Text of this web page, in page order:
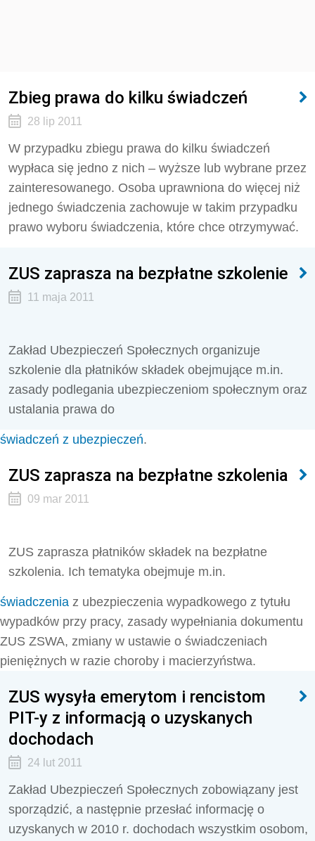
Zbieg prawa do kilku świadczeń
28 lip 2011
W przypadku zbiegu prawa do kilku świadczeń
wypłaca się jedno z nich – wyższe lub wybrane przez
zainteresowanego. Osoba uprawniona do więcej niż
jednego świadczenia zachowuje w takim przypadku
prawo wyboru świadczenia, które chce otrzymywać.
ZUS zaprasza na bezpłatne szkolenie
11 maja 2011
Zakład Ubezpieczeń Społecznych organizuje
szkolenie dla płatników składek obejmujące m.in.
zasady podlegania ubezpieczeniom społecznym oraz
ustalania prawa do
świadczeń z ubezpieczeń.
ZUS zaprasza na bezpłatne szkolenia
09 mar 2011
ZUS zaprasza płatników składek na bezpłatne
szkolenia. Ich tematyka obejmuje m.in.
świadczenia z ubezpieczenia wypadkowego z tytułu
wypadków przy pracy, zasady wypełniania dokumentu
ZUS ZSWA, zmiany w ustawie o świadczeniach
pieniężnych w razie choroby i macierzyństwa.
ZUS wysyła emerytom i rencistom
PIT-y z informacją o uzyskanych
dochodach
24 lut 2011
Zakład Ubezpieczeń Społecznych zobowiązany jest
sporządzić, a następnie przesłać informację o
uzyskanych w 2010 r. dochodach wszystkim osobom,